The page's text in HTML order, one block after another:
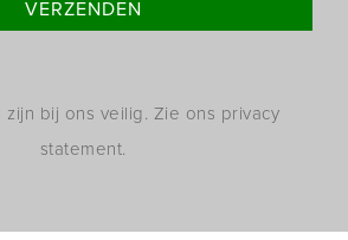
bij ons veilig. Zie ons privacy
statement.